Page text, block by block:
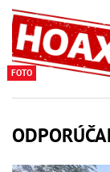
FOTO